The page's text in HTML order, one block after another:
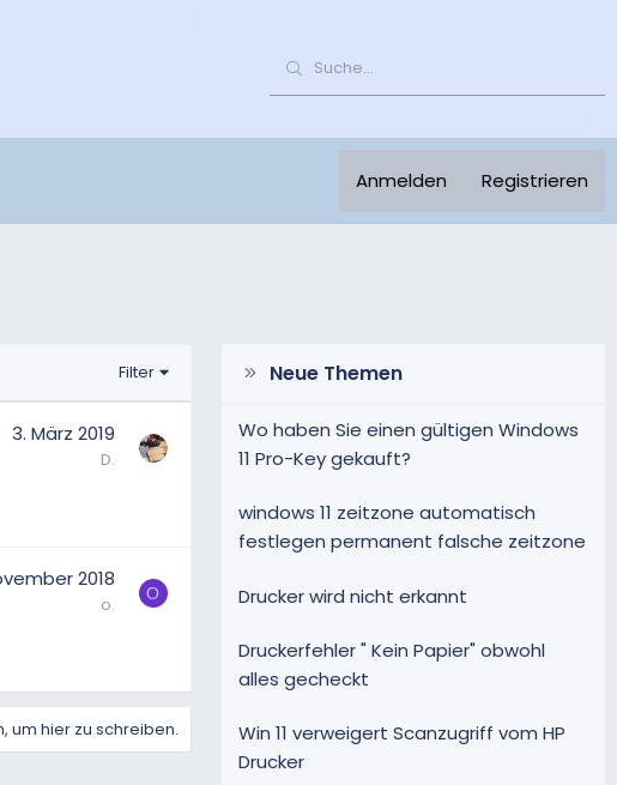
Anmelden Registrieren
Filter
3. März 2019
D.
2018
o. O
um hier zu schreiben.
Neue Themen
Wo haben Sie einen gültigen Windows
11 Pro-Key gekauft?
windows 11 zeitzone automatisch
festlegen permanent falsche zeitzone
Drucker wird nicht erkannt
Druckerfehler " Kein Papier" obwohl
alles gecheckt
Win 11 verweigert Scanzugriff vom HP
Drucker